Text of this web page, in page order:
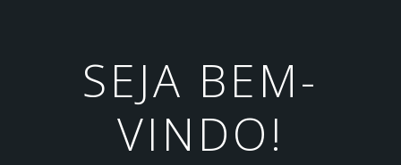
SEJA BEM-
VINDO!